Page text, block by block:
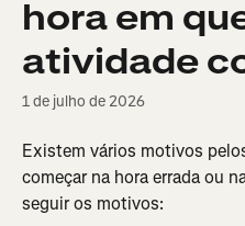
hora em
atividade
1 de julho de 2026
Existem vários motivos
começar na hora errada ou
seguir os motivos: